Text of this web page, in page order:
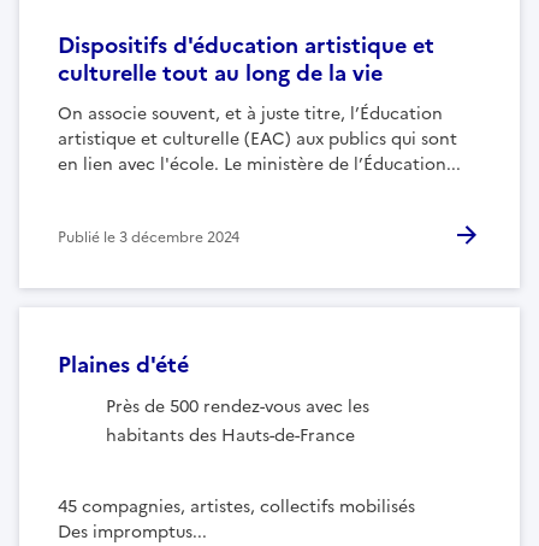
Dispositifs d'éducation artistique et
culturelle tout au long de la vie
On associe souvent, et à juste titre, l’Éducation
artistique et culturelle (EAC) aux publics qui sont
en lien avec l'école. Le ministère de l’Éducation...
Publié le3 décembre 2024
Plaines d'été
Près de 500 rendez-vous avec les
habitants des Hauts-de-France
45 compagnies, artistes, collectifs mobilisés
Des impromptus...